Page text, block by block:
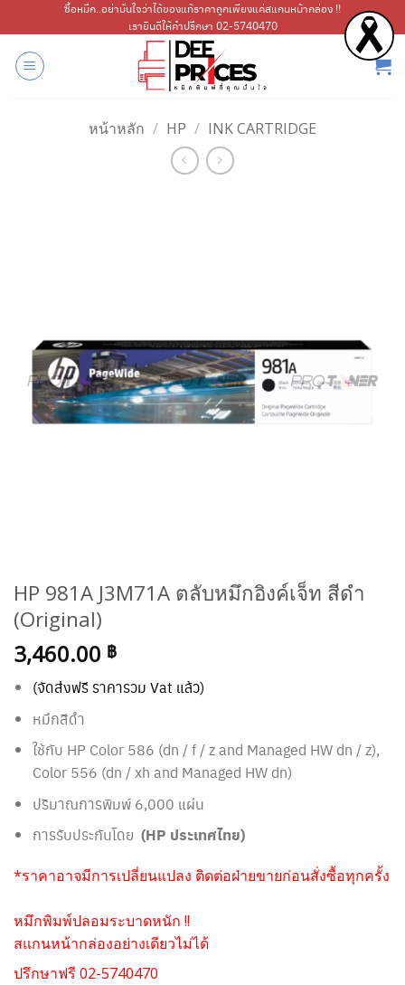
ไป
เนื้อหา
ซื้อหมึก..อย่ามั่นใจว่าได้ของแท้ราคาถูกเพียงแค่สแกนหน้ากล่อง !!
เรายินดีให้คำปรึกษา 02-5740470
หน้าหลัก / HP / INK CARTRIDGE
HP 981A J3M71A ตลับหมึกอิงค์เจ็ท สีดำ
(Original)
3,460.00 ฿
(จัดส่งฟรี ราคารวม Vat แล้ว)
หมึกสีดำ
ใช้กับ HP Color 586 (dn / f / z and Managed HW dn / z),
Color 556 (dn / xh and Managed HW dn)
ปริมาณการพิมพ์ 6,000 แผ่น
การรับประกันโดย (HP ประเทศไทย)
*ราคาอาจมีการเปลี่ยนแปลง ติดต่อฝ่ายขายก่อนสั่งซื้อทุกครั้ง
หมึกพิมพ์ปลอมระบาดหนัก !!
สแกนหน้ากล่องอย่างเดียวไม่ได้
ปรึกษาฟรี 02-5740470